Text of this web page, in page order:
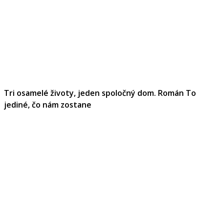
Tri osamelé životy, jeden spoločný dom. Román To
jediné, čo nám zostane